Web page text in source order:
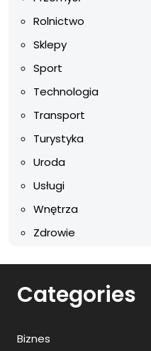
Rolnictwo
Sklepy
Sport
Technologia
Transport
Turystyka
Uroda
Usługi
Wnętrza
Zdrowie
Categories
Biznes